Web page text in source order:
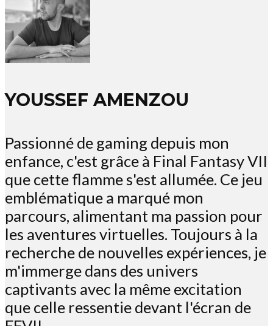
YOUSSEF AMENZOU
Passionné de gaming depuis mon
enfance, c'est grâce à Final Fantasy VII
que cette flamme s'est allumée. Ce jeu
emblématique a marqué mon
parcours, alimentant ma passion pour
les aventures virtuelles. Toujours à la
recherche de nouvelles expériences, je
m'immerge dans des univers
captivants avec la même excitation
que celle ressentie devant l'écran de